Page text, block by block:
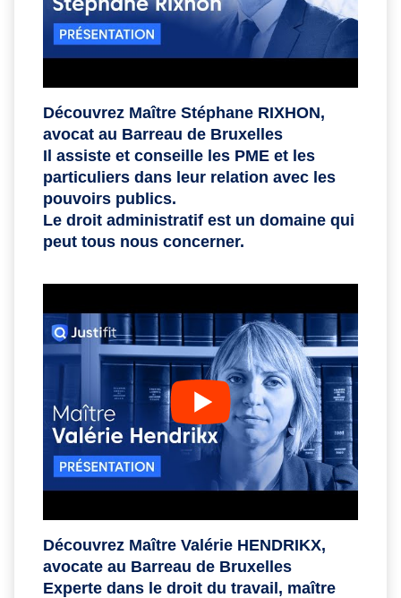
Découvrez Maître Stéphane RIXHON,
avocat au Barreau de Bruxelles
Il assiste et conseille les PME et les
particuliers dans leur relation avec les
pouvoirs publics.
Le droit administratif est un domaine qui
peut tous nous concerner.
Découvrez Maître Valérie HENDRIKX,
avocate au Barreau de Bruxelles
Experte dans le droit du travail, maître